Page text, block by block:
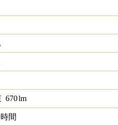
670lm
間